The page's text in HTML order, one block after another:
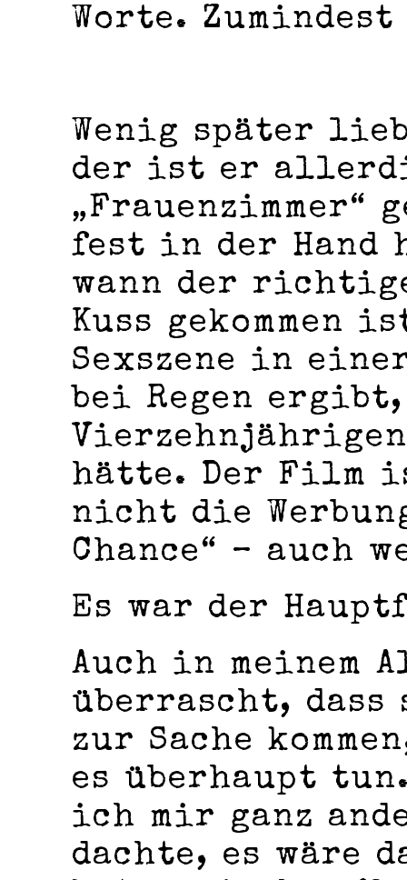
Worte.
Wenig später
der ist er
„Frauenzimmer“
fest in der Hand
wann der
Kuss gekommen
Sexszene in
bei Regen
hätte. Der Film
nicht die
Chance“ – auch
Es war der
Auch in meinem
überrascht, dass
zur Sache
es überhaupt
ich mir ganz
dachte, es wäre